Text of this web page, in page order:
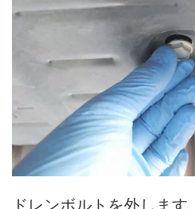
ドレンボルトを外します。